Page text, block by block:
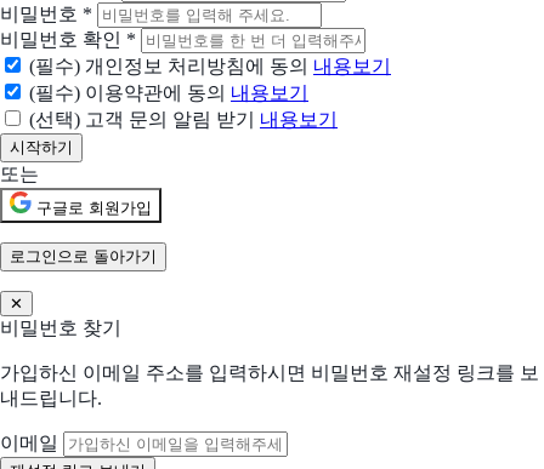
비밀번호 *
비밀번호 확인 *
(필수) 개인정보 처리방침에 동의 내용보기
(필수) 이용약관에 동의 내용보기
(선택) 고객 문의 알림 받기
내용보기
또는
구글로 회원가입
로그인으로 돌아가기
✕
비밀번호 찾기
가입하신 이메일 주소를 입력하시면 비밀번호 재설정 링크를 보
내드립니다.
이메일